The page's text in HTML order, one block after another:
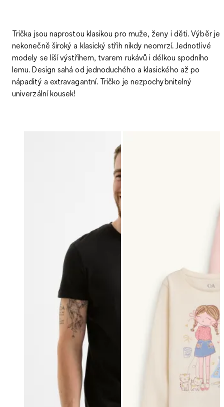
Trička jsou naprostou klasikou pro muže, ženy i děti. Výběr je
nekonečně široký a klasický střih nikdy neomrzí. Jednotlivé
modely se liší výstřihem, tvarem rukávů i délkou spodního
lemu. Design sahá od jednoduchého a klasického až po
nápaditý a extravagantní. Tričko je nezpochybnitelný
univerzální kousek!